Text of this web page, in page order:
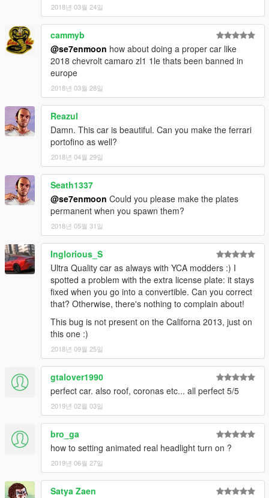
2018년 03월 24일
cammyb
@se7enmoon how about doing a proper car like
2018 chevrolt camaro zl1 1le thats been banned in
europe
2018년 03월 28일
Reazul
Damn. This car is beautiful. Can you make the ferrari
portofino as well?
2018년 04월 29일
Seath1337
@se7enmoon Could you please make the plates
permanent when you spawn them?
2018년 05월 31일
Inglorious_S
Ultra Quality car as always with YCA modders :) I
spotted a problem with the extra license plate: it stays
fixed when you go into a convertible. Can you correct
that? Otherwise, there's nothing to complain about!
This bug is not present on the Californa 2013, just on
this one :)
2018년 09월 25일
gtalover1990
perfect car. also roof, coronas etc... all perfect 5/5
2019년 02월 03일
bro_ga
how to setting animated real headlight turn on ?
2019년 06월 27일
Satya Zaen